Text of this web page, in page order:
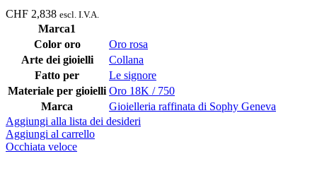
CHF 2,838 escl. I.V.A.
Marca1
Color oro
Oro rosa
Arte dei gioielli
Collana
Fatto per
Le signore
Materiale per gioielli Oro 18K / 750
Marca
Gioielleria raffinata di Sophy Geneva
Aggiungi alla lista dei desideri
Aggiungi al carrello
Occhiata veloce